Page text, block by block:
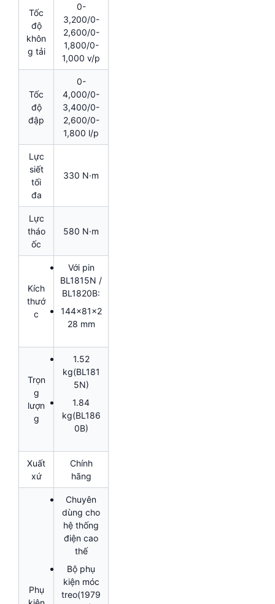
Tốc
độ
khôn
g tải
0-
3,200/0-
2,600/0-
1,800/0-
1,000 v/p
Tốc
độ
đập
0-
4,000/0-
3,400/0-
2,600/0-
1,800 l/p
Lực
siết
tối
đa
330 N·m
Lực
tháo
ốc
580 N·m
Kích
thướ
c
Với pin
BL1815N /
BL1820B:
144x81x2
28 mm
Trọn
g
lượn
g
1.52
kg(BL181
5N)
1.84
kg(BL186
0B)
Xuất
xứ
Chính
hãng
Phụ
Chuyên
dùng cho
hệ thống
điện cao
thế
Bộ phụ
kiện móc
treo(1979